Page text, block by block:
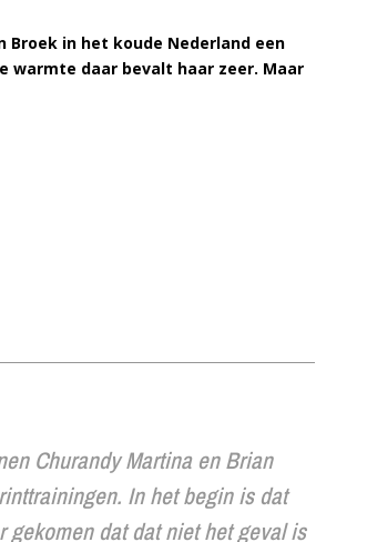
Broek in het koude Nederland een
warmte daar bevalt haar zeer. Maar
Churandy Martina en Brian
In het begin is dat
dat dat niet het geval is